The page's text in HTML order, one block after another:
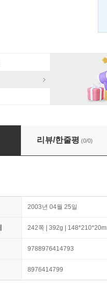
리뷰/한줄평 (0/0)
2003년 04월 25일
242쪽 | 392g |
9788976414793
8976414799